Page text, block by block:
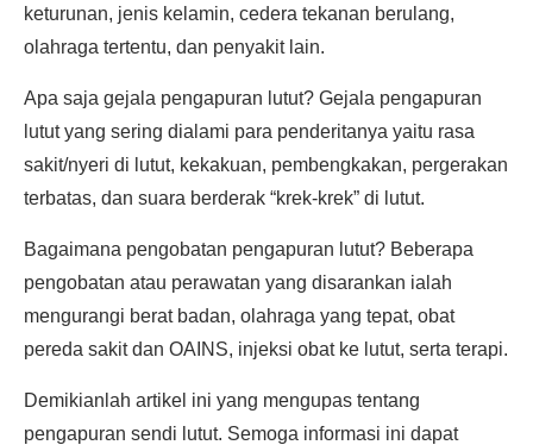
keturunan, jenis kelamin, cedera tekanan berulang,
olahraga tertentu, dan penyakit lain.
Apa saja gejala pengapuran lutut? Gejala pengapuran
lutut yang sering dialami para penderitanya yaitu rasa
sakit/nyeri di lutut, kekakuan, pembengkakan, pergerakan
terbatas, dan suara berderak “krek-krek” di lutut.
Bagaimana pengobatan pengapuran lutut? Beberapa
pengobatan atau perawatan yang disarankan ialah
mengurangi berat badan, olahraga yang tepat, obat
pereda sakit dan OAINS, injeksi obat ke lutut, serta terapi.
Demikianlah artikel ini yang mengupas tentang
pengapuran sendi lutut. Semoga informasi ini dapat